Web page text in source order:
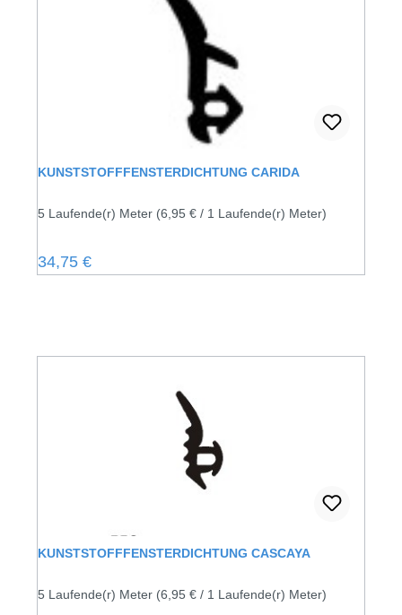
KUNSTSTOFFFENSTERDICHTUNG CARIDA
5 Laufende(r) Meter (6,95 € / 1 Laufende(r) Meter)
Regulärer Preis:
34,75 €
KUNSTSTOFFFENSTERDICHTUNG CASCAYA
5 Laufende(r) Meter (6,95 € / 1 Laufende(r) Meter)